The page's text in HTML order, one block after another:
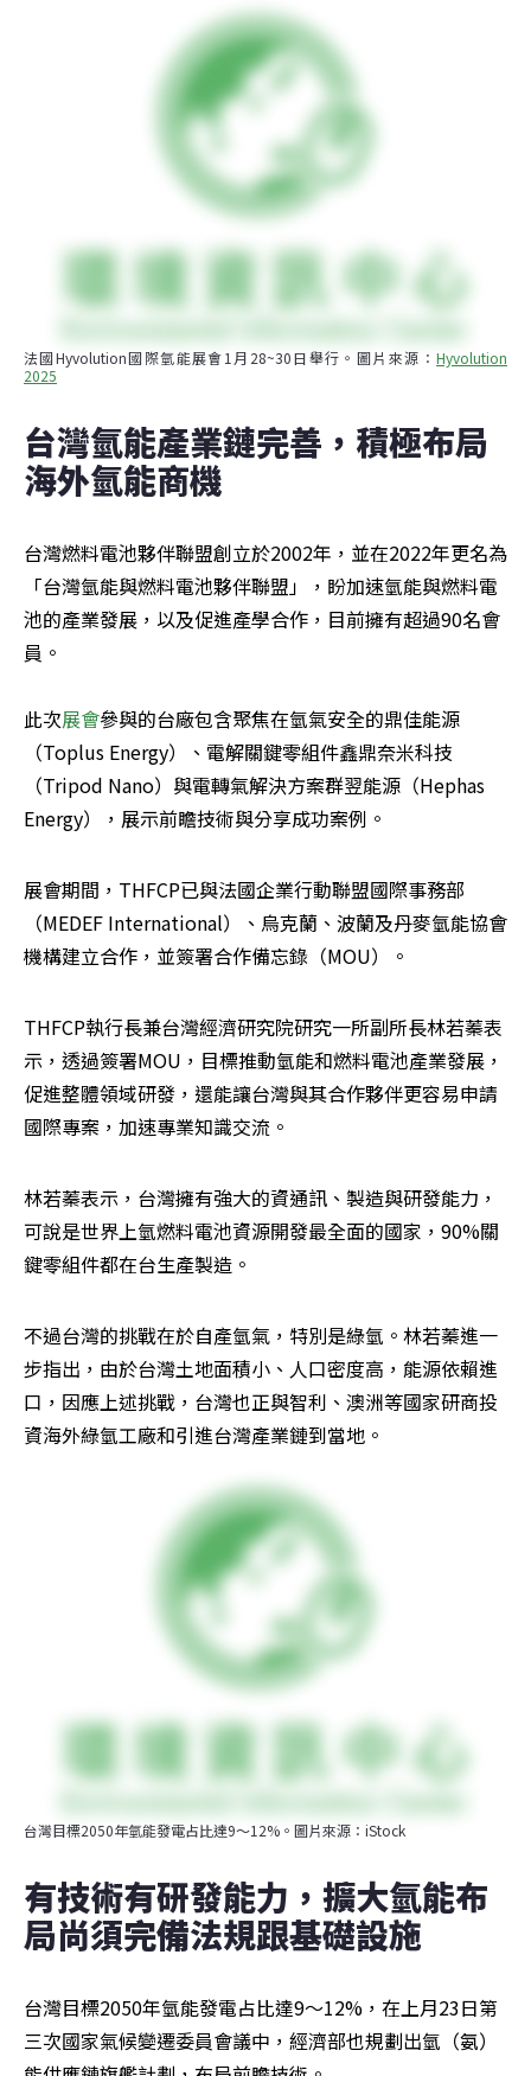
法國Hyvolution國際氫能展會1月28~30日舉行。圖片來源： Hyvolution
2025
台灣氫能產業鏈完善，積極布局
海外氫能商機
台灣燃料電池夥伴聯盟創立於2002年，並在2022年更名為
「台灣氫能與燃料電池夥伴聯盟」，盼加速氫能與燃料電
池的產業發展，以及促進產學合作，目前擁有超過90名會
員。
此次展會參與的台廠包含聚焦在氫氣安全的鼎佳能源
（Toplus Energy）、電解關鍵零組件鑫鼎奈米科技
（Tripod Nano）與電轉氣解決方案群翌能源（Hephas
Energy），展示前瞻技術與分享成功案例。
展會期間，THFCP已與法國企業行動聯盟國際事務部
（MEDEF International）、烏克蘭、波蘭及丹麥氫能協會
機構建立合作，並簽署合作備忘錄（MOU）。
THFCP執行長兼台灣經濟研究院研究一所副所長林若蓁表
示，透過簽署MOU，目標推動氫能和燃料電池產業發展，
促進整體領域研發，還能讓台灣與其合作夥伴更容易申請
國際專案，加速專業知識交流。
林若蓁表示，台灣擁有強大的資通訊、製造與研發能力，
可說是世界上氫燃料電池資源開發最全面的國家，90%關
鍵零組件都在台生產製造。
不過台灣的挑戰在於自產氫氣，特別是綠氫。林若蓁進一
步指出，由於台灣土地面積小、人口密度高，能源依賴進
口，因應上述挑戰，台灣也正與智利、澳洲等國家研商投
資海外綠氫工廠和引進台灣產業鏈到當地。
台灣目標2050年氫能發電占比達9～12%。圖片來源：iStock
有技術有研發能力，擴大氫能布
局尚須完備法規跟基礎設施
台灣目標2050年氫能發電占比達9～12%，在上月23日第
三次國家氣候變遷委員會議中，經濟部也規劃出氫（氨）